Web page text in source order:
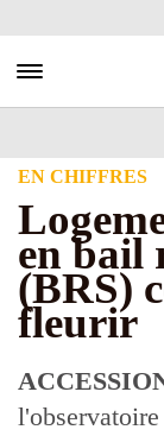
au
principal
Toggle navigation
EN CHIFFRES
en bail
(BRS)
fleurir